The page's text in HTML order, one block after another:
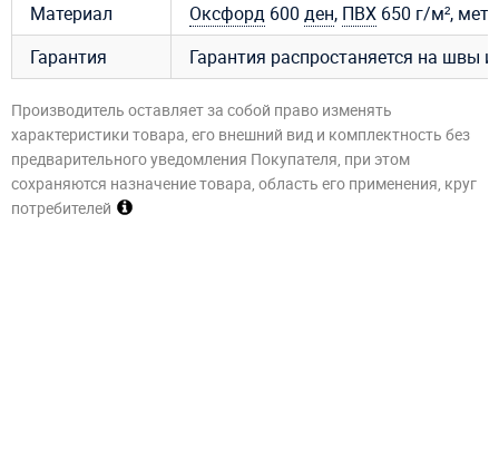
Материал Оксфорд 600 ден, ПВХ 650 г/м²,
Гарантия
Гарантия распростаняется на швы
Производитель оставляет за собой право изменять
характеристики товара, его внешний вид и комплектность без
предварительного уведомления Покупателя, при этом
сохраняются назначение товара, область его применения, круг
потребителей